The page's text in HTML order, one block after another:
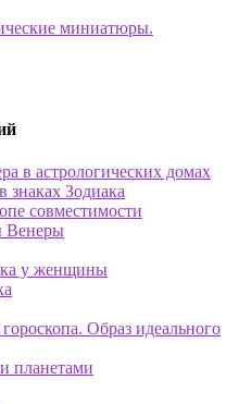
миниатюры.
в астрологических домах
Зодиака
совместимости
Венеры
у женщины
Образ идеального
планетами